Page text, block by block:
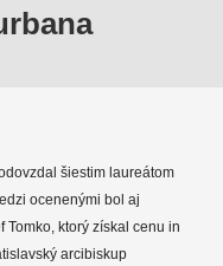
šiestim laureátom
ocenenými bol aj
ktorý získal cenu in
arcibiskup